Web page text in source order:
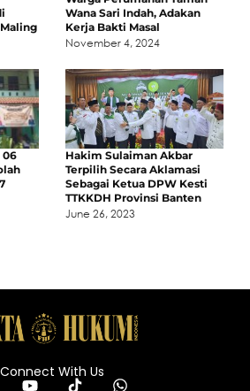
Wana Sari Indah, Adakan
Kerja Bakti Masal
November 4, 2024
06
Hakim Sulaiman Akbar
Terpilih Secara Aklamasi
Sebagai Ketua DPW Kesti
TTKKDH Provinsi Banten
June 26, 2023
Connect With Us